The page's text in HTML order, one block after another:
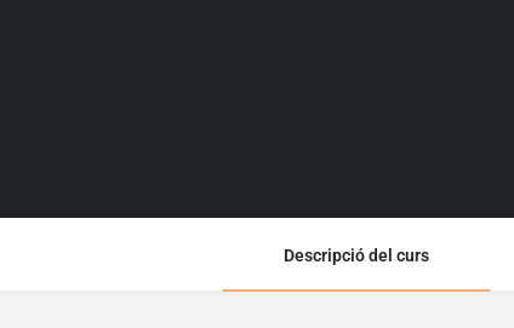
Descripció del curs